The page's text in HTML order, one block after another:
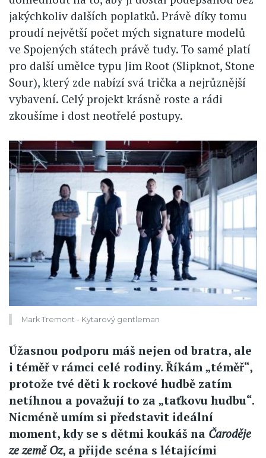
jakýchkoliv dalších poplatků. Právě díky tomu
proudí největší počet mých signature modelů
ve Spojených státech právě tudy. To samé platí
pro další umělce typu Jim Root (Slipknot, Stone
Sour), který zde nabízí svá trička a nejrůznější
vybavení. Celý projekt krásně roste a rádi
zkoušíme i dost neotřelé postupy.
Mark Tremont - Kytarový gentleman
Úžasnou podporu máš nejen od bratra, ale
i téměř v rámci celé rodiny. Říkám „téměř“,
protože tvé děti k rockové hudbě zatím
netíhnou a považují to za „taťkovu hudbu“.
Nicméně umím si představit ideální
moment, kdy se s dětmi koukáš na Čaroděje
ze země Oz, a přijde scéna s létajícími